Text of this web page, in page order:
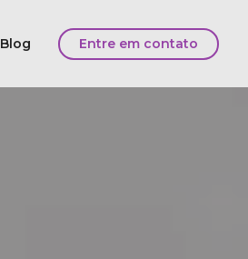
Blog Entre em contato